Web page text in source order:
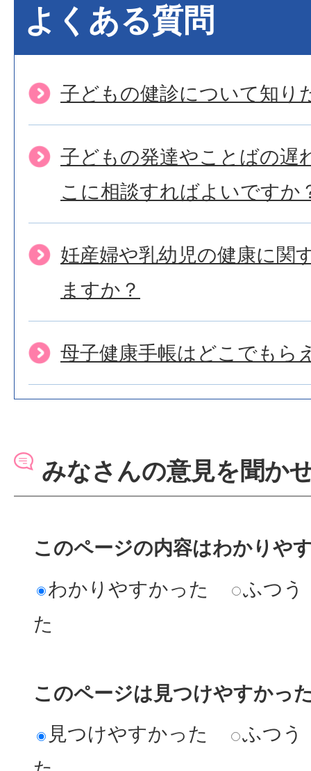
よくある質問
子どもの健診について知り
子どもの発達やことばの遅
こに相談すればよいですか
妊産婦や乳幼児の健康に関
ますか？
母子健康手帳はどこでもら
みなさんの意見を聞か
このページの内容はわかりや
わかりやすかった
ふつう
た
このページは見つけやすかっ
見つけやすかった
ふつう